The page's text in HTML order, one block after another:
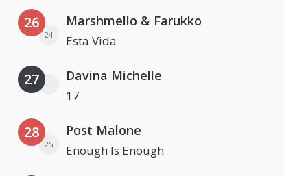
26
24
Marshmello & Farukko
Esta Vida
27 Davina Michelle
17
28
25
Post Malone
Enough Is Enough